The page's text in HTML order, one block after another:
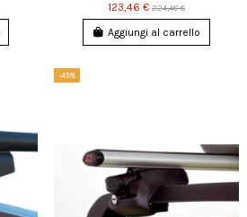
123,46 €224,48 €
Aggiungi al carrello
-45%